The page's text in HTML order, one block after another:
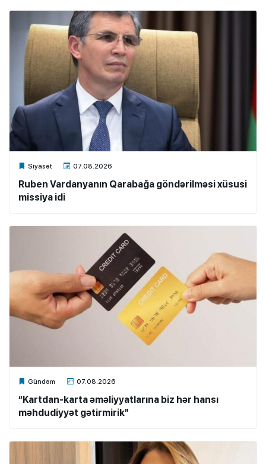
Siyasət 07.08.2026
Xalq.Online
Ruben Vardanyanın Qarabağa göndərilməsi xüsusi
missiya idi
Gündəm 07.08.2026
Xalq.Online
“Kartdan-karta əməliyyatlarına biz hər hansı
məhdudiyyət gətirmirik”